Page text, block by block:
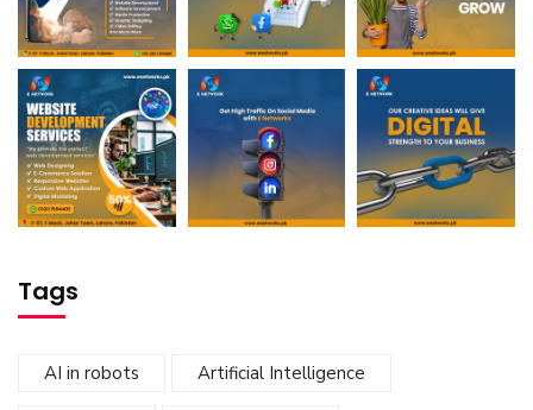
Tags
AI in robots Artificial Intelligence